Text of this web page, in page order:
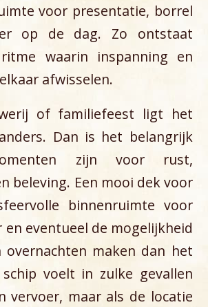
voor presentatie, borrel
op de dag. Zo ontstaat
waarin inspanning en
afwisselen.
of familiefeest ligt het
Dan is het belangrijk
zijn voor rust,
beleving. Een mooi dek voor
binnenruimte voor
eventueel de mogelijkheid
maken dan het
schip voelt in zulke gevallen
vervoer, maar als de locatie